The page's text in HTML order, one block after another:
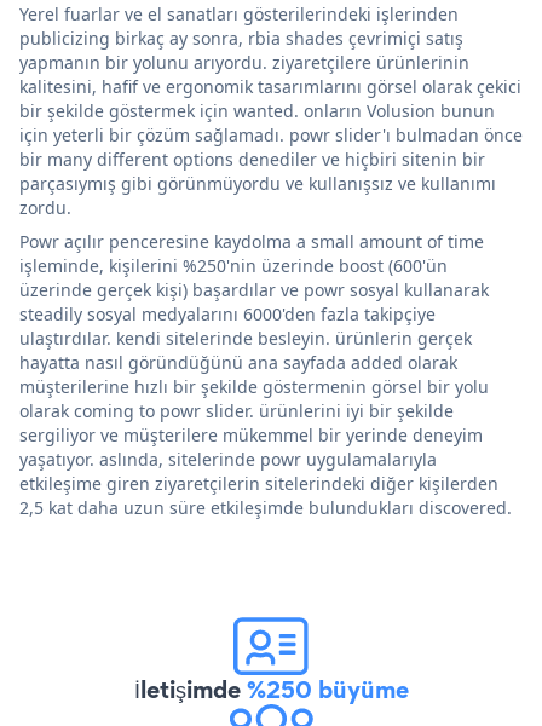
Yerel fuarlar ve el sanatları gösterilerindeki işlerinden
publicizing birkaç ay sonra, rbia shades çevrimiçi satış
yapmanın bir yolunu arıyordu. ziyaretçilere ürünlerinin
kalitesini, hafif ve ergonomik tasarımlarını görsel olarak çekici
bir şekilde göstermek için wanted. onların Volusion bunun
için yeterli bir çözüm sağlamadı. powr slider'ı bulmadan önce
bir many different options denediler ve hiçbiri sitenin bir
parçasıymış gibi görünmüyordu ve kullanışsız ve kullanımı
zordu.
Powr açılır penceresine kaydolma a small amount of time
işleminde, kişilerini %250'nin üzerinde boost (600'ün
üzerinde gerçek kişi) başardılar ve powr sosyal kullanarak
steadily sosyal medyalarını 6000'den fazla takipçiye
ulaştırdılar. kendi sitelerinde besleyin. ürünlerin gerçek
hayatta nasıl göründüğünü ana sayfada added olarak
müşterilerine hızlı bir şekilde göstermenin görsel bir yolu
olarak coming to powr slider. ürünlerini iyi bir şekilde
sergiliyor ve müşterilere mükemmel bir yerinde deneyim
yaşatıyor. aslında, sitelerinde powr uygulamalarıyla
etkileşime giren ziyaretçilerin sitelerindeki diğer kişilerden
2,5 kat daha uzun süre etkileşimde bulundukları discovered.
İletişimde%250 büyüme